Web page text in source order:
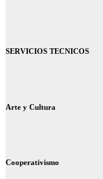
SERVICIOS TECNICOS
Arte y Cultura
Cooperativismo